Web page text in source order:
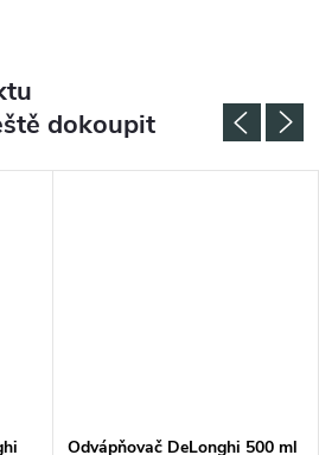
dokoupit
Odvápňovač DeLonghi 500 ml